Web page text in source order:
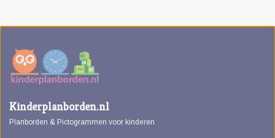
Kinderplanborden.nl
Planborden & Pictogrammen voor kinderen